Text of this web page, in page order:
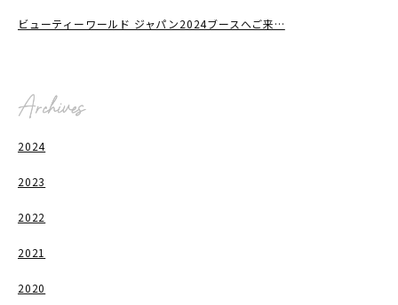
ビューティーワールド ジャパン2024ブースへご来…
2024
2023
2022
2021
2020